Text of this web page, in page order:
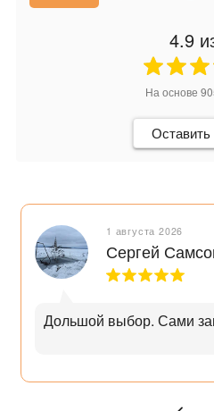
4.9
На основе
1 августа 2026
Сергей
Дольшой выбор. Сами